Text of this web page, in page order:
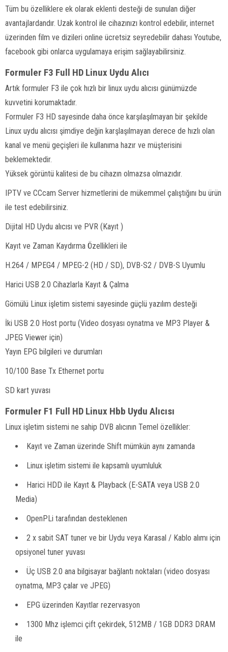
Tüm bu özelliklere ek olarak eklenti desteği de sunulan diğer
avantajlardandır. Uzak kontrol ile cihazınızı kontrol edebilir, internet
üzerinden film ve dizileri online ücretsiz seyredebilir dahası Youtube,
facebook gibi onlarca uygulamaya erişim sağlayabilirsiniz.
Formuler F3 Full HD Linux Uydu Alıcı
Artık formuler F3 ile çok hızlı bir linux uydu alıcısı günümüzde
kuvvetini korumaktadır.
Formuler F3 HD sayesinde daha önce karşılaşılmayan bir şekilde
Linux uydu alıcısı şimdiye değin karşlaşılmayan derece de hızlı olan
kanal ve menü geçişleri ile kullanıma hazır ve müşterisini
beklemektedir.
Yüksek görüntü kalitesi de bu cihazın olmazsa olmazıdır.
IPTV ve CCcam Server hizmetlerini de mükemmel çalıştığını bu ürün
ile test edebilirsiniz.
Dijital HD Uydu alıcısı ve PVR (Kayıt )
Kayıt ve Zaman Kaydırma Özellikleri ile
H.264 / MPEG4 / MPEG-2 (HD / SD), DVB-S2 / DVB-S Uyumlu
Harici USB 2.0 Cihazlarla Kayıt & Çalma
Gömülü Linux işletim sistemi sayesinde güçlü yazılım desteği
İki USB 2.0 Host portu (Video dosyası oynatma ve MP3 Player &
JPEG Viewer için)
Yayın EPG bilgileri ve durumları
10/100 Base Tx Ethernet portu
SD kart yuvası
Formuler F1 Full HD Linux Hbb Uydu Alıcısı
Linux işletim sistemi ne sahip DVB alıcının Temel özellikler:
Kayıt ve Zaman üzerinde Shift mümkün aynı zamanda
Linux işletim sistemi ile kapsamlı uyumluluk
Harici HDD ile Kayıt & Playback (E-SATA veya USB 2.0
Media)
OpenPLi tarafından desteklenen
2 x sabit SAT tuner ve bir Uydu veya Karasal / Kablo alımı için
opsiyonel tuner yuvası
Üç USB 2.0 ana bilgisayar bağlantı noktaları (video dosyası
oynatma, MP3 çalar ve JPEG)
EPG üzerinden Kayıtlar rezervasyon
1300 Mhz işlemci çift çekirdek, 512MB / 1GB DDR3 DRAM
ile